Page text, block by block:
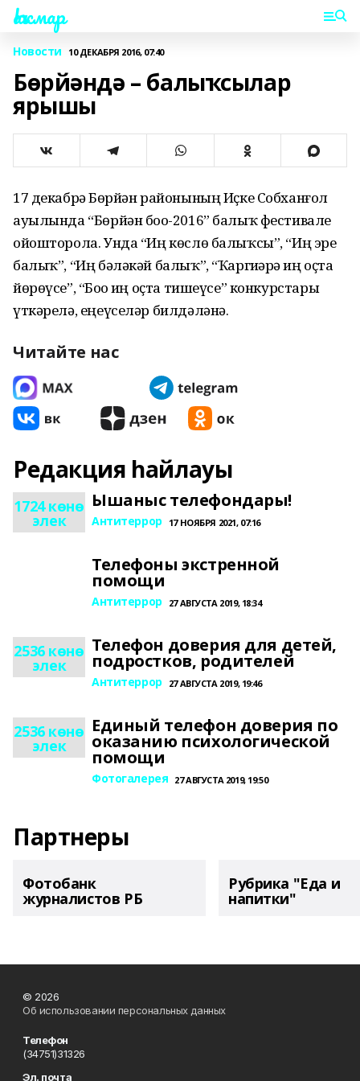
Һаҡмар
Новости 10 ДЕКАБРЯ 2016, 07:40
Бөрйәндә – балыҡсылар
ярышы
17 декабрҙә Бөрйән районының Иҫке Собханғол
ауылында “Бөрйән боҙо-2016” балыҡ фестивале
ойошторола. Унда “Иң көслө балыҡсы”, “Иң эре
балыҡ”, “Иң бәләкәй балыҡ”, “Ҡаргиҙәрҙә иң оҫта
йөрөүсе”, “Боҙҙо иң оҫта тишеүсе” конкурстары
үткәрелә, еңеүселәр билдәләнә.
Читайте нас
Редакция һайлауы
1724 көнө
элек
Ышаныс телефондары!
Антитеррор 17 НОЯБРЯ 2021, 07:16
Телефоны экстренной
помощи
Антитеррор 27 АВГУСТА 2019, 18:34
2536 көнө
элек
Телефон доверия для детей,
подростков, родителей
Антитеррор 27 АВГУСТА 2019, 19:46
2536 көнө
элек
Единый телефон доверия по
оказанию психологической
помощи
Фотогалерея 27 АВГУСТА 2019, 19:50
Партнеры
Фотобанк
журналистов РБ
Рубрика "Еда и
напитки"
© 2026
Об использовании персональных данных
Телефон
(34751)31326
Эл. почта